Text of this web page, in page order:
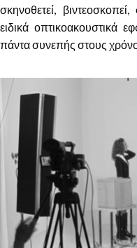
σκηνοθετεί,
ειδικά οπτικοακουστικά
πάντα συνεπής στους